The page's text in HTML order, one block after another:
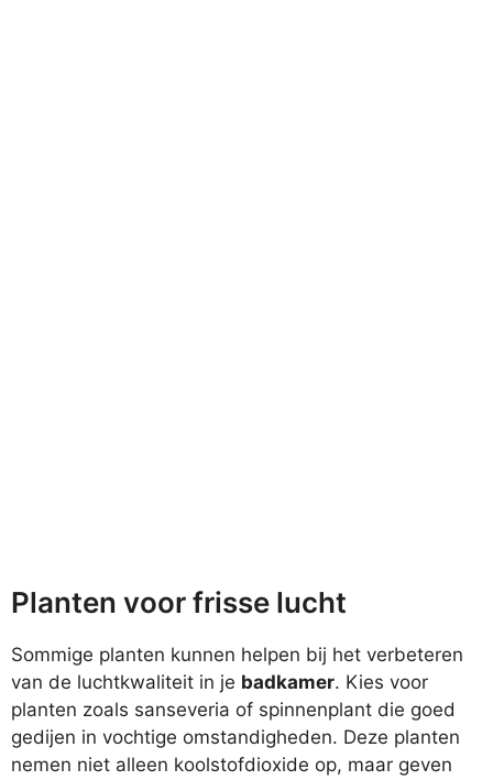
Planten voor frisse lucht
Sommige planten kunnen helpen bij het verbeteren
van de luchtkwaliteit in je badkamer. Kies voor
planten zoals sanseveria of spinnenplant die goed
gedijen in vochtige omstandigheden. Deze planten
nemen niet alleen koolstofdioxide op, maar geven